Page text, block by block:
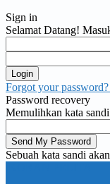
Sign in
Selamat Datang!
Forgot your
Password recovery
Memulihkan kata sandi
Sebuah kata sandi